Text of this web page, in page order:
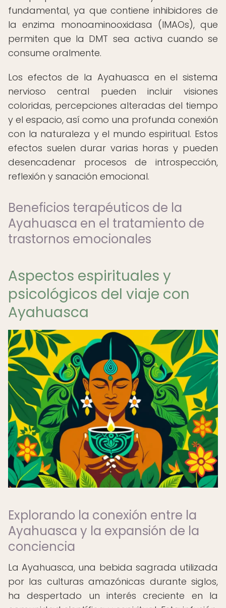
fundamental, ya que contiene inhibidores de
la enzima monoaminooxidasa (IMAOs), que
permiten que la DMT sea activa cuando se
consume oralmente.
Los efectos de la Ayahuasca en el sistema
nervioso central pueden incluir visiones
coloridas, percepciones alteradas del tiempo
y el espacio, así como una profunda conexión
con la naturaleza y el mundo espiritual. Estos
efectos suelen durar varias horas y pueden
desencadenar procesos de introspección,
reflexión y sanación emocional.
Beneficios terapéuticos de la
Ayahuasca en el tratamiento de
trastornos emocionales
Aspectos espirituales y
psicológicos del viaje con
Ayahuasca
Explorando la conexión entre la
Ayahuasca y la expansión de la
conciencia
La Ayahuasca, una bebida sagrada utilizada
por las culturas amazónicas durante siglos,
ha despertado un interés creciente en la